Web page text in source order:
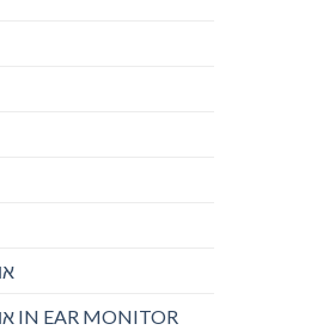
אוזניות ומגברי אוזניות IN EAR MONITOR